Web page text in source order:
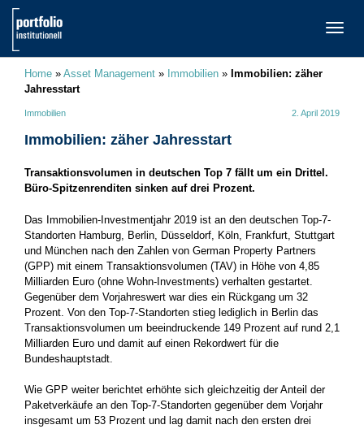
Home » Asset Management » Immobilien » Immobilien: zäher
Jahresstart
Immobilien 2. April 2019
Immobilien: zäher Jahresstart
Transaktionsvolumen in deutschen Top 7 fällt um ein Drittel.
Büro-Spitzenrenditen sinken auf drei Prozent.
Das Immobilien-Investmentjahr 2019 ist an den deutschen Top-7-
Standorten Hamburg, Berlin, Düsseldorf, Köln, Frankfurt, Stuttgart
und München nach den Zahlen von German Property Partners
(GPP) mit einem Transaktionsvolumen (TAV) in Höhe von 4,85
Milliarden Euro (ohne Wohn-Investments) verhalten gestartet.
Gegenüber dem Vorjahreswert war dies ein Rückgang um 32
Prozent. Von den Top-7-Standorten stieg lediglich in Berlin das
Transaktionsvolumen um beeindruckende 149 Prozent auf rund 2,1
Milliarden Euro und damit auf einen Rekordwert für die
Bundeshauptstadt.
Wie GPP weiter berichtet erhöhte sich gleichzeitig der Anteil der
Paketverkäufe an den Top-7-Standorten gegenüber dem Vorjahr
insgesamt um 53 Prozent und lag damit nach den ersten drei